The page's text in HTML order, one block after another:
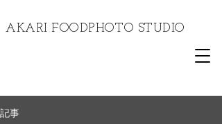
​AKARI FOODPHOTO STUDIO
記事